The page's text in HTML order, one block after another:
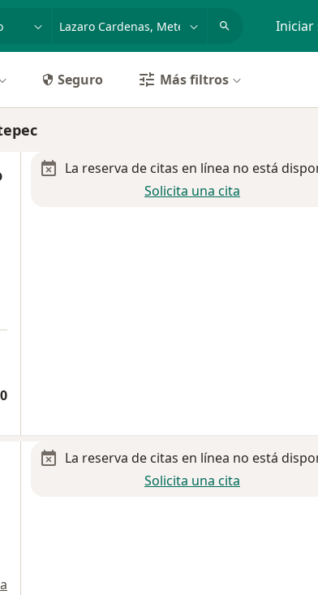
o nombre Iniciar
Seguro Más filtros
La reserva de citas en línea no está
Solicita una cita
La reserva de citas en línea no está
Solicita una cita